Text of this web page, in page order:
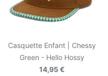
Casquette Enfant | Chessy
Green - Hello Hossy
14,95 €